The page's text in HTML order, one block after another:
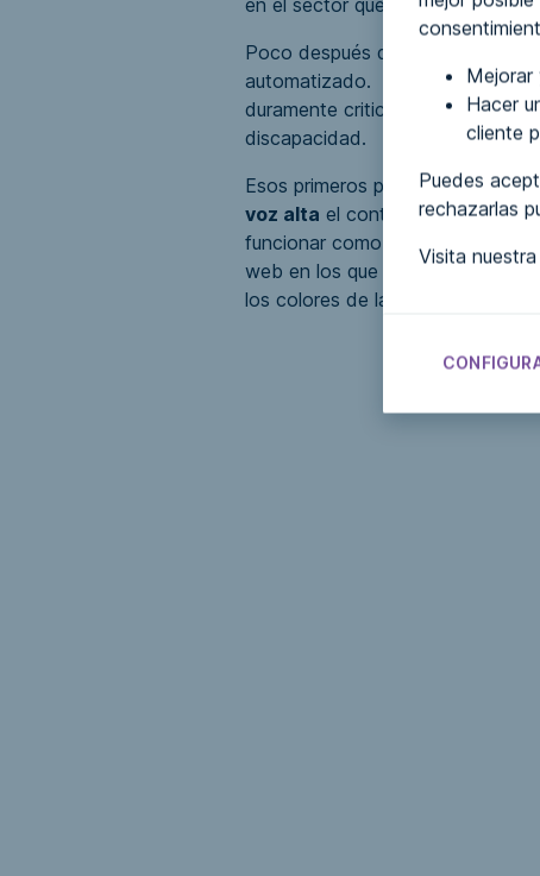
Mejorar
Hacer
cliente
Puedes
rechazarlas
Visita nuestra
en el sector que definelos
Poco después de la publicación
automatizado. No pasó mucho
duramente criticadas en el
discapacidad.
Esos primeros productos casi
voz alta el contenido de la
funcionar como tecnologías de
web en los que se
los colores de la página